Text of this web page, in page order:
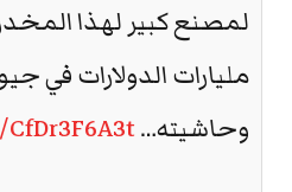
لمصنع كبير لهذا
مليارات الدولارات في
وحاشيته…